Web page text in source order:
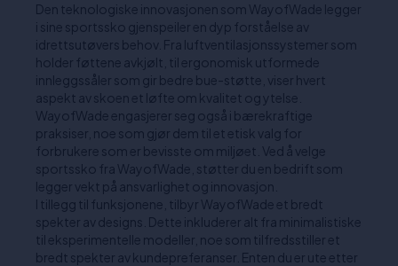
Den teknologiske innovasjonen som WayofWade legger
i sine sportssko gjenspeiler en dyp forståelse av
idrettsutøvers behov. Fra luftventilasjonssystemer som
holder føttene avkjølt, til ergonomisk utformede
innleggssåler som gir bedre bue-støtte, viser hvert
aspekt av skoen et løfte om kvalitet og ytelse.
WayofWade engasjerer seg også i bærekraftige
praksiser, noe som gjør dem til et etisk valg for
forbrukere som er bevisste om miljøet. Ved å velge
sportssko fra WayofWade, støtter du en bedrift som
legger vekt på ansvarlighet og innovasjon.
I tillegg til funksjonene, tilbyr WayofWade et bredt
spekter av designs. Dette inkluderer alt fra minimalistiske
til eksperimentelle modeller, noe som tilfredsstiller et
bredt spekter av kundepreferanser. Enten du er ute etter